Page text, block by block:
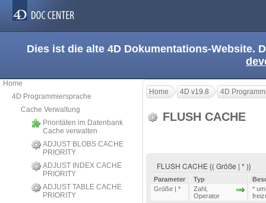
Dies ist die alte 4D Dokumentations-Website.
Home
4D Programmiersprache
Cache Verwaltung
Prioritäten im Datenbank
Cache verwalten
ADJUST BLOBS CACHE
PRIORITY
ADJUST INDEX CACHE
PRIORITY
ADJUST TABLE CACHE
PRIORITY
Home 4D v19.8 4D
FLUSH CACHE
FLUSH CACHE {( Größe | * )}
Parameter Typ
Größe | *
Zahl
Operator
*